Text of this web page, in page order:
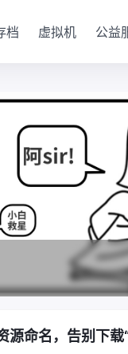
档 虚拟机 公益
源命名，告别下载